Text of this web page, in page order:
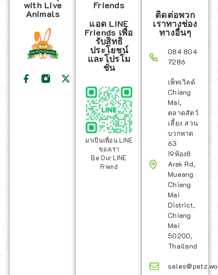
with Live
Animals
Friends
แอด LINE
Friends เพื่อ
รับสิทธิ
ประโยชน์
และโปรโม
ชั่น
มาเป็นเพื่อน LINE
ของเรา
Be Our LINE
Friend
ติดต่อพวก
เราทางช่อง
ทางอื่นๆ
084 804
7286
เพ็ทเวิลด์
Chiang
Mai,
ตลาดสัตว์
เลี้ยง สวน
บวกหาด
63
19ห้อง8
Arak Rd,
Mueang
Chiang
Mai
District,
Chiang
Mai
50200,
Thailand